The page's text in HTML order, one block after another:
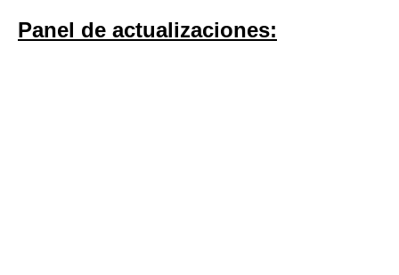
Panel de actualizaciones: